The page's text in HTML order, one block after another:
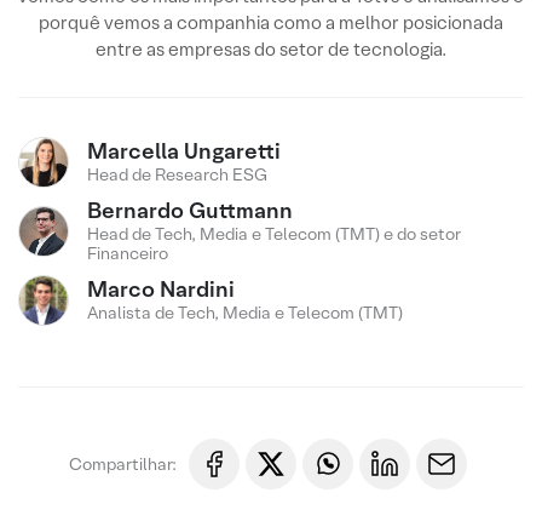
porquê vemos a companhia como a melhor posicionada
entre as empresas do setor de tecnologia.
Marcella Ungaretti
Head de Research ESG
Bernardo Guttmann
Head de Tech, Media e Telecom (TMT) e do setor
Financeiro
Marco Nardini
Analista de Tech, Media e Telecom (TMT)
Compartilhar: